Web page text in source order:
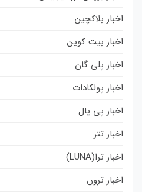
اخبار بلاکچین
اخبار بیت کوین
اخبار پلی گان
اخبار پولکادات
اخبار پی پال
اخبار تتر
اخبار ترا(LUNA)
اخبار ترون